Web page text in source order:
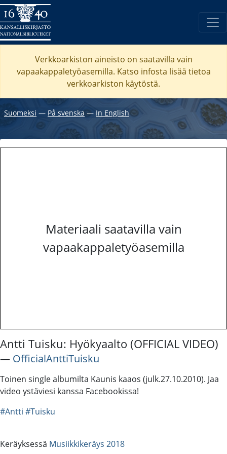
Verkkoarkiston aineisto on saatavilla vain
vapaakappaletyöasemilla. Katso infosta lisää tietoa
verkkoarkiston käytöstä.
Suomeksi ― På svenska ― In English
Materiaali saatavilla vain
vapaakappaletyöasemilla
Antti Tuisku: Hyökyaalto (OFFICIAL VIDEO)
― OfficialAnttiTuisku
Toinen single albumilta Kaunis kaaos (julk.27.10.2010). Jaa
video ystäviesi kanssa Facebookissa!
#Antti #Tuisku
Keräyksessä Musiikkikeräys 2018